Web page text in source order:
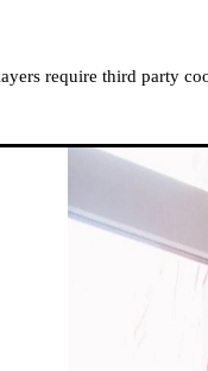
KIJK,
require third party